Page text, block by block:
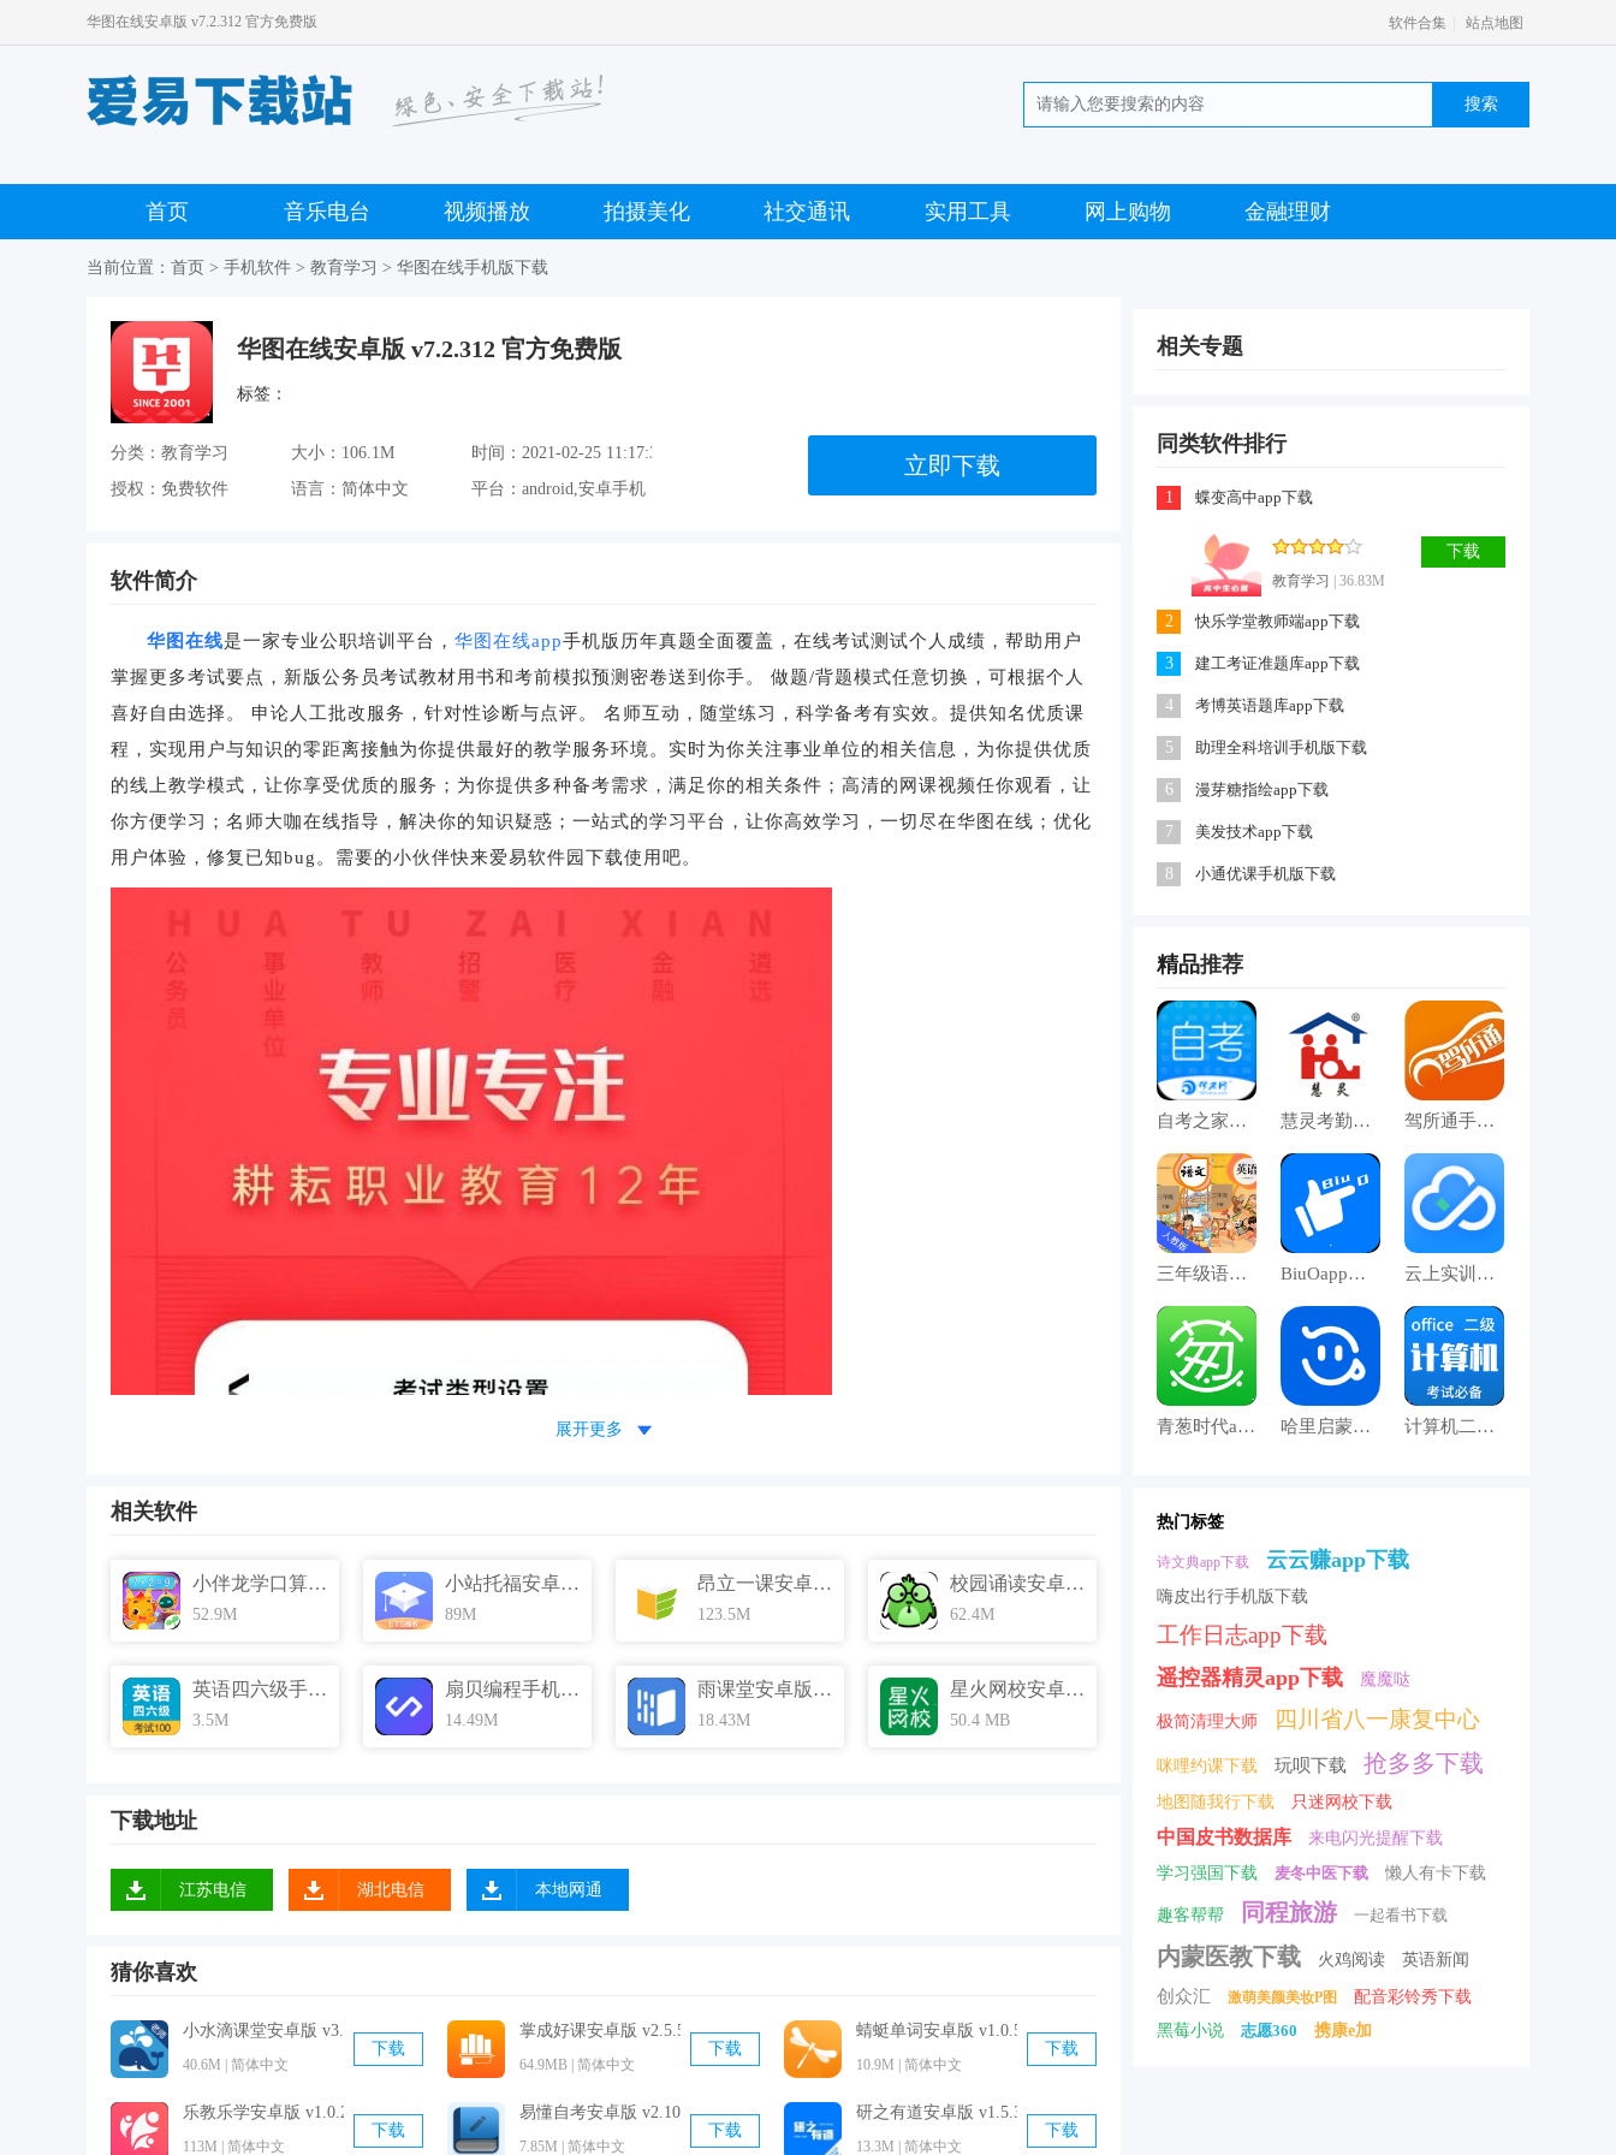
华图在线安卓版 v7.2.312 官方免费版 软件合集 站点地图
首页 音乐电台 视频播放 拍摄美化 社交通讯 实用工具 网上购物 金融理财
当前位置： 首页 > 手机软件 > 教育学习 > 华图在线手机版下载
华图在线安卓版 v7.2.312 官方免费版
标签：
分类：教育学习 大小：106.1M
时间：2021-02-25 11:17:37
授权：免费软件
语言：简体中文 平台：android,安卓手机
立即下载
软件简介
华图在线是一家专业公职培训平台， 华图在线app手机版历年真题全面覆盖，在线考试测试个人成绩，帮助用户
掌握更多考试要点，新版公务员考试教材用书和考前模拟预测密卷送到你手。 做题/背题模式任意切换，可根据个人
喜好自由选择。 申论人工批改服务，针对性诊断与点评。 名师互动，随堂练习，科学备考有实效。提供知名优质课
程，实现用户与知识的零距离接触为你提供最好的教学服务环境。实时为你关注事业单位的相关信息，为你提供优质
的线上教学模式，让你享受优质的服务；为你提供多种备考需求，满足你的相关条件；高清的网课视频任你观看，让
你方便学习；名师大咖在线指导，解决你的知识疑惑；一站式的学习平台，让你高效学习，一切尽在华图在线；优化
用户体验，修复已知bug。需要的小伙伴快来爱易软件园下载使用吧。
展开更多
相关软件
小伴龙学口算安卓版 v1.5.0 最新免费版
52.9M
小站托福安卓版 v4.1.0 最新官方版
89M
昂立一课安卓版 v1.0.9 官方最新版
123.5M
校园诵读安卓版 v1.3.4 手机免费版
62.4M
英语四六级手机版 v4.4.3.0 官方最新版
3.5M
扇贝编程手机版 v1.1.46 官方最新版
14.49M
雨课堂安卓版 v14.1 最新免费版
18.43M
星火网校安卓版 v3.1.1 官方最新版
50.4 MB
下载地址
江苏电信 湖北电信 本地网通
猜你喜欢
小水滴课堂安卓版 v3.8.3 官方最新版
40.6M | 简体中文
下载
掌成好课安卓版 v2.5.5 官方免费版
64.9MB | 简体中文
下载
蜻蜓单词安卓版 v1.0.5.2 手机免费版
10.9M | 简体中文
下载
乐教乐学安卓版 v1.0.234 最新免费版
113M | 简体中文
下载
易懂自考安卓版 v2.10 官方最新版
7.85M | 简体中文
下载
研之有道安卓版 v1.5.3 官方免费版
13.3M | 简体中文
下载
相关专题
同类软件排行
1 蝶变高中app下载
教育学习 | 36.83M
下载
2 快乐学堂教师端app下载
3 建工考证准题库app下载
4 考博英语题库app下载
5 助理全科培训手机版下载
6 漫芽糖指绘app下载
7 美发技术app下载
8 小通优课手机版下载
精品推荐
自考之家手机版下载 慧灵考勤手机版下载 驾所通手机版下载
三年级语文英语下册app下载 BiuOapp下载 云上实训手机版下载
青葱时代app下载 哈里启蒙手机版下载 计算机二级Office app下载
热门标签
诗文典app下载 云云赚app下载
嗨皮出行手机版下载
工作日志app下载
遥控器精灵app下载 魔魔哒
极简清理大师 四川省八一康复中心
咪哩约课下载 玩呗下载 抢多多下载
地图随我行下载 只迷网校下载
中国皮书数据库
来电闪光提醒下载
学习强国下载
麦冬中医下载 懒人有卡下载
趣客帮帮 同程旅游 一起看书下载
内蒙医教下载 火鸡阅读 英语新闻
创众汇 激萌美颜美妆P图
配音彩铃秀下载
黑莓小说
志愿360 携康e加